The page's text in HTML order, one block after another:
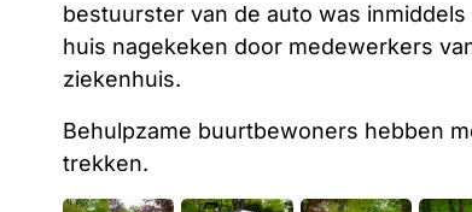
bestuurster van de auto was
huis nagekeken door medewerkers
ziekenhuis.
Behulpzame buurtbewoners hebben
trekken.